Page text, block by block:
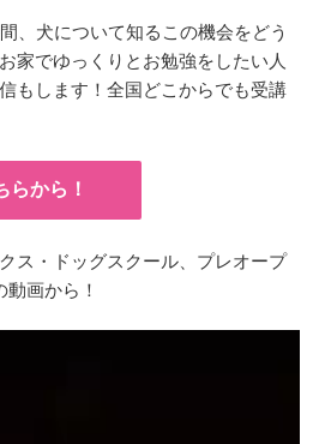
、犬について知るこの機会をどう
家でゆっくりとお勉強をしたい人
もします！全国どこからでも受講
らから！
ス・ドッグスクール、プレオープ
画から！